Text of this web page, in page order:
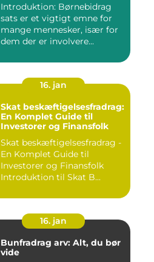
Introduktion: Børnebidrag
sats er et vigtigt emne for
mange mennesker, især for
dem der er involvere...
16. jan
Skat beskæftigelsesfradrag:
En Komplet Guide til
Investorer og Finansfolk
Skat beskæftigelsesfradrag -
En Komplet Guide til
Investorer og Finansfolk
Introduktion til Skat B...
16. jan
Bunfradrag arv: Alt, du bør
vide